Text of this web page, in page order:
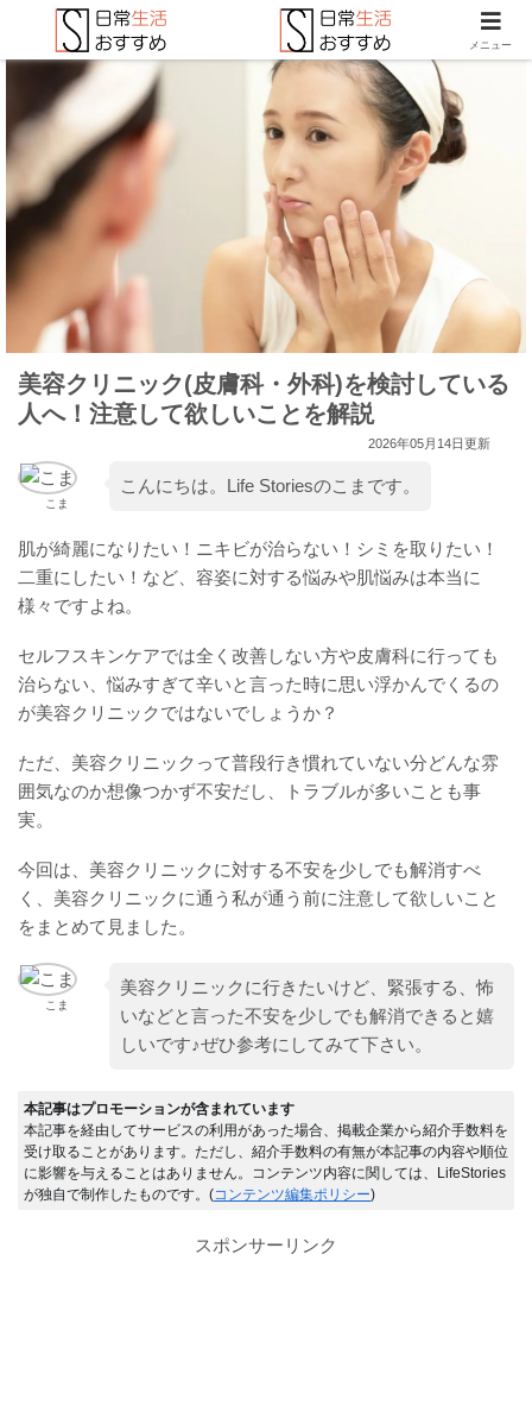
美容クリニック(皮膚科・外科)を検討している
人へ！注意して欲しいことを解説
2026年05月14日更新
こま
こんにちは。Life Storiesのこまです。
肌が綺麗になりたい！ニキビが治らない！シミを取りたい！
二重にしたい！など、容姿に対する悩みや肌悩みは本当に
様々ですよね。
セルフスキンケアでは全く改善しない方や皮膚科に行っても
治らない、悩みすぎて辛いと言った時に思い浮かんでくるの
が美容クリニックではないでしょうか？
ただ、美容クリニックって普段行き慣れていない分どんな雰
囲気なのか想像つかず不安だし、トラブルが多いことも事
実。
今回は、美容クリニックに対する不安を少しでも解消すべ
く、美容クリニックに通う私が通う前に注意して欲しいこと
をまとめて見ました。
こま
美容クリニックに行きたいけど、緊張する、怖
いなどと言った不安を少しでも解消できると嬉
しいです♪ぜひ参考にしてみて下さい。
本記事はプロモーションが含まれています
本記事を経由してサービスの利用があった場合、掲載企業から紹介手数料を
受け取ることがあります。ただし、紹介手数料の有無が本記事の内容や順位
に影響を与えることはありません。コンテンツ内容に関しては、LifeStories
が独自で制作したものです。(コンテンツ編集ポリシー)
スポンサーリンク
メニュー